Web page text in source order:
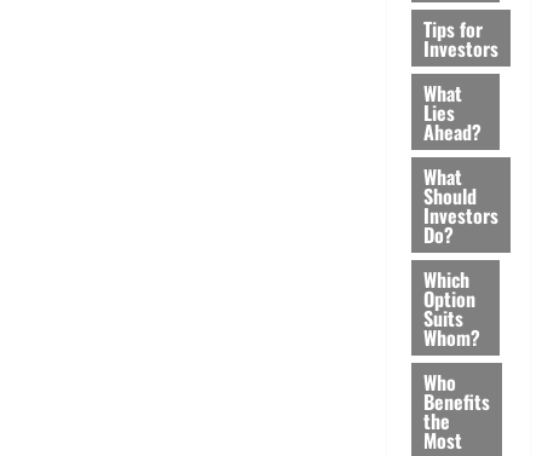
Tips for
Investors
What
Lies
Ahead?
What
Should
Investors
Do?
Which
Option
Suits
Whom?
Who
Benefits
the
Most